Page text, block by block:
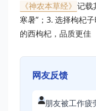
《神农本草经》 记载
寒暑”；3. 选择枸杞
的西枸杞，品质更佳
网友反馈
朋友被工作疲